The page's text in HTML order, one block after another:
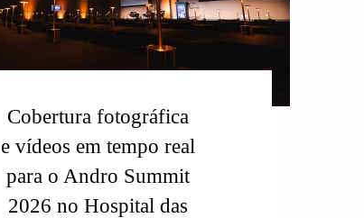
Cobertura fotográfica
e vídeos em tempo real
para o Andro Summit
2026 no Hospital das